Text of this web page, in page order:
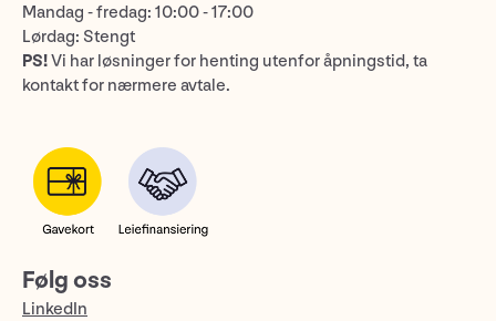
Mandag - fredag: 10:00 - 17:00
Lørdag: Stengt
PS!Vi har løsninger for henting utenfor åpningstid, ta
kontakt for nærmere avtale.
Følg oss
LinkedIn